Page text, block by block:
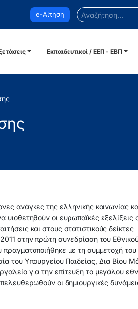
e-Αίτηση Αναζήτηση...
Εκπαιδευτικοί / ΕΕΠ - ΕΒΠ
ανάγκες της ελληνικής κοινωνίας
υιοθετηθούν οι ευρωπαϊκές εξελίξεις
και στους στατιστικούς δείκτες
στην πρώτη συνεδρίαση του Εθνικού
με τη συμμετοχή του
του Υπουργείου Παιδείας, Δια Βίου
για την επίτευξη το μεγάλου
οι δημιουργικές